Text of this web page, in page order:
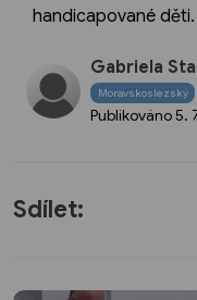
handicapované děti.
Gabriela
Moravskoslezský
Publikováno5.
Sdílet: